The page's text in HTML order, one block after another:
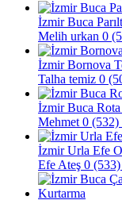
İzmir Buca
Melih urkan 0
İzmir Bornova
Talha temiz 0
İzmir Buca Rota
Mehmet 0 (532)
İzmir Urla Efe
Efe Ateş 0